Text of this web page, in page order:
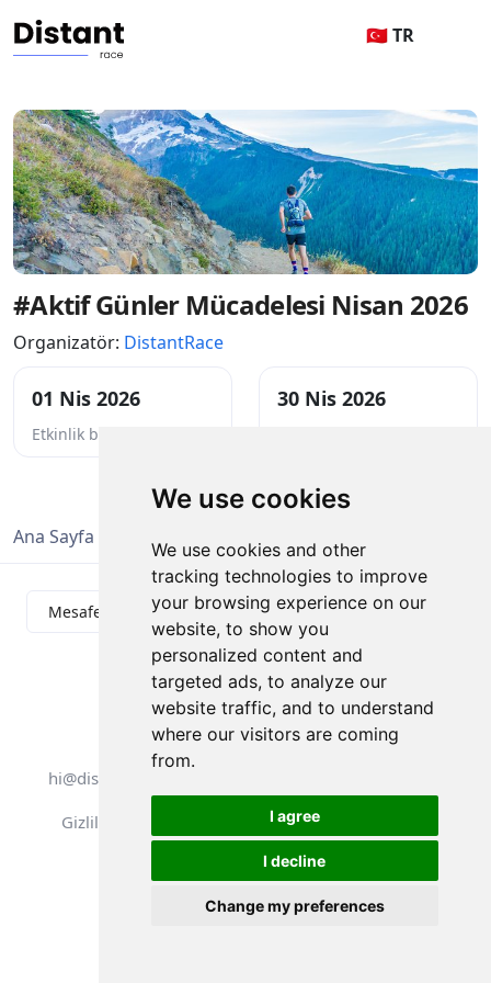
We use cookies
We use cookies and other
tracking technologies to improve
your browsing experience on our
website, to show you
personalized content and
targeted ads, to analyze our
website traffic, and to understand
where our visitors are coming
from.
I agree
I decline
Change my preferences
🇹🇷 TR
#Aktif Günler Mücadelesi Nisan 2026
Organizatör: DistantRace
01 Nis 2026
Etkinlik başlangıcı
30 Nis 2026
Ana Sayfa
Tüm hakları saklıdır. DistantRace
hi@distantrace.com
Gizlilik Politikası
Kullanım Koşulları